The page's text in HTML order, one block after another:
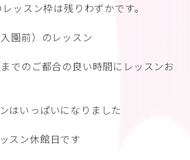
ッスン枠は残りわずかです。
園前）のレッスン
でのご都合の良い時間にレッスンお
はいっぱいになりました
スン休館日です